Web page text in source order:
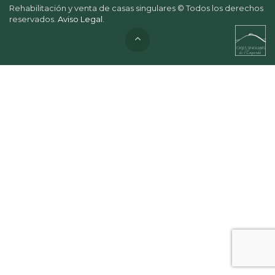
Rehabilitación y venta de casas singulares © Todos los derechos
reservados. Aviso Legal